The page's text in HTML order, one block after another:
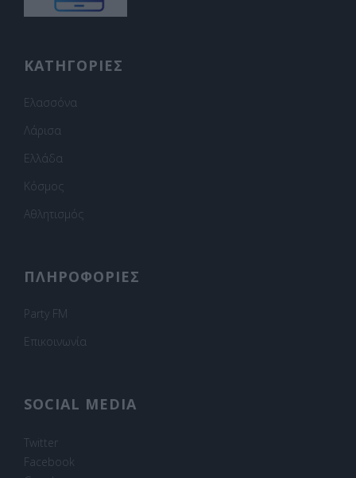
ΚΑΤΗΓΟΡΙΕΣ
Ελασσόνα
Λάρισα
Ελλάδα
Κόσμος
Αθλητισμός
ΠΛΗΡΟΦΟΡΙΕΣ
Party FM
Επικοινωνία
SOCIAL MEDIA
Twitter
Facebook